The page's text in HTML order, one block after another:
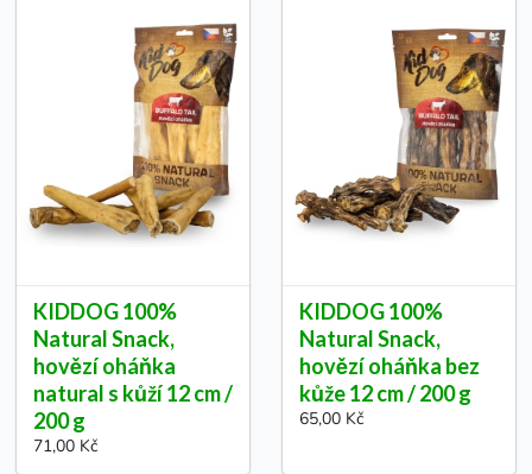
KIDDOG 100%
Natural Snack,
hovězí oháňka
natural s kůží 12 cm /
200 g
71,00 Kč
KIDDOG 100%
Natural Snack,
hovězí oháňka bez
kůže 12 cm / 200 g
65,00 Kč